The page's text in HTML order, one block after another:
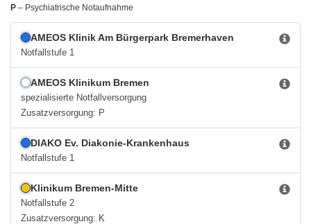
P – Psychiatrische Notaufnahme
AMEOS Klinik Am Bürgerpark Bremerhaven
Notfallstufe 1
AMEOS Klinikum Bremen
spezialisierte Notfallversorgung
Zusatzversorgung: P
DIAKO Ev. Diakonie-Krankenhaus
Notfallstufe 1
Klinikum Bremen-Mitte
Notfallstufe 2
Zusatzversorgung: K
Um Inhalte von Videoplattformen und Social Media
Plattformen anzeigen zu können, werden von
diesen externen Medien Cookies gesetzt.
YouTube
Vimeo